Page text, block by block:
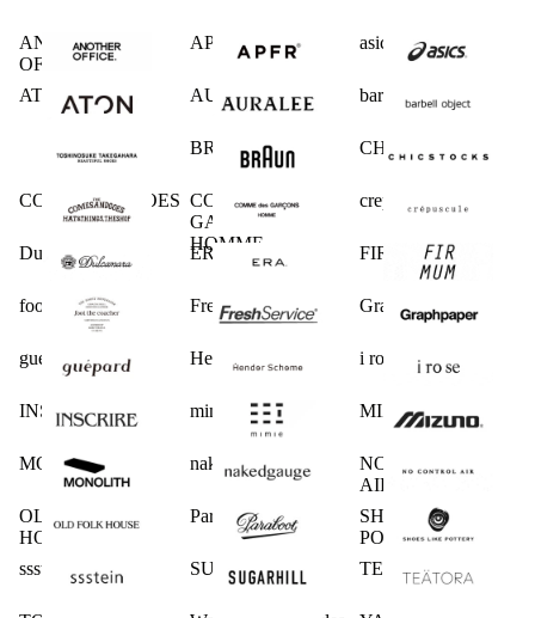
ANOTHER
OFFICE
APFR asics
ATON AURALEE barbell object
BRAUN CHICSTOCKS
COMESANDGOES COMME des
GARCONS
HOMME
crepuscule
Dulcamara ERA. FIRMUM
foot the coacher FreshService Graphpaper
guepard Hender Scheme i ro se
INSCRIRE mimie MIZUNO
MONOLITH nakedgauge
NO CONTROL
AIR
OLD FOLK
HOUSE
Paraboot
SHOES LIKE
POTTERY
ssstein
SUGARHILL TEATORA